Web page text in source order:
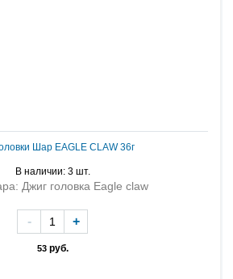
Шар EAGLЕ CLAW 36г
В наличии: 3 шт.
Джиг головка Eagle claw
53руб.
- +